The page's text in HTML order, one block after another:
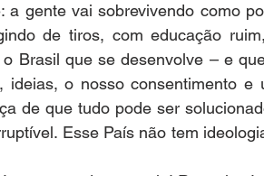
a gente vai sobrevivendo como
de tiros, com educação
o Brasil que se desenvolve – e
ideias, o nosso consentimento
de que tudo pode ser
Esse País não tem